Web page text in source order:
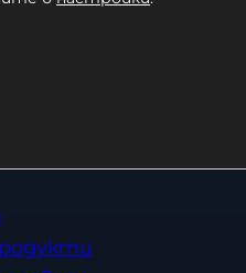
| 14 OZ